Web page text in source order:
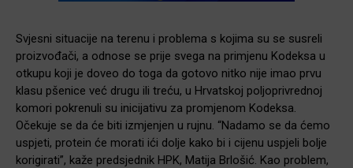
Svjesni situacije na terenu i problema s kojima su se susreli
proizvođači, a odnose se prije svega na primjenu Kodeksa u
otkupu koji je doveo do toga da gotovo nitko nije imao prvu
klasu pšenice već drugu ili treću, u Hrvatskoj poljoprivrednoj
komori pokrenuli su inicijativu za promjenom Kodeksa.
Očekuje se da će biti izmjenjen u rujnu. “Nadamo se da ćemo
uspjeti, protein će morati ići dolje kako bi i cijenu uspjeli bolje
korigirati”, kaže predsjednik HPK, Matija Brlošić. Kao problem,